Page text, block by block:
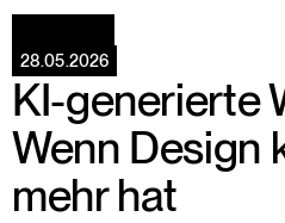
Webd esign
28.05.2026
KI-generierte
Wenn Design
mehr hat